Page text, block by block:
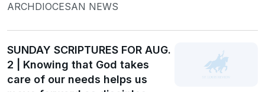
ARCHDIOCESAN NEWS
SUNDAY SCRIPTURES FOR AUG.
2 | Knowing that God takes
care of our needs helps us